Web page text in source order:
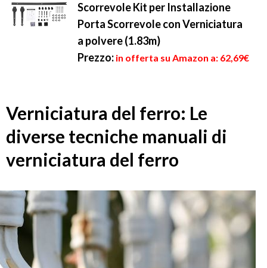
Scorrevole Kit per Installazione
Porta Scorrevole con Verniciatura
a polvere (1.83m)
Prezzo: in offerta su Amazon a: 62,69€
Verniciatura del ferro: Le
diverse tecniche manuali di
verniciatura del ferro